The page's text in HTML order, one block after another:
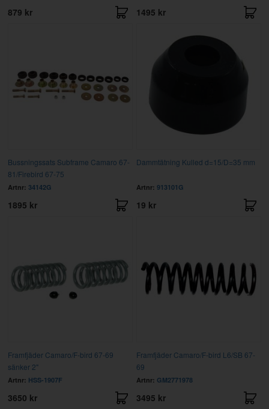
879 kr 1495 kr
Bussningssats Subframe Camaro 67-
81/Firebird 67-75
Artnr: 34142G
1895 kr
Dammtätning Kulled d=15/D=35 mm
Artnr: 913101G
19 kr
Framfjäder Camaro/F-bird 67-69
sänker 2"
Artnr: HSS-1907F
3650 kr
Framfjäder Camaro/F-bird L6/SB 67-
69
Artnr: GM2771978
3495 kr